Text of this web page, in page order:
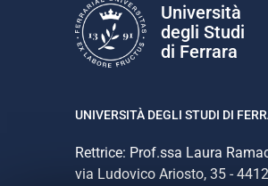
Università
degli Studi
di Ferrara
UNIVERSITÀ DEGLI STUDI DI
Rettrice: Prof.ssa Laura
via Ludovico Ariosto, 35 -